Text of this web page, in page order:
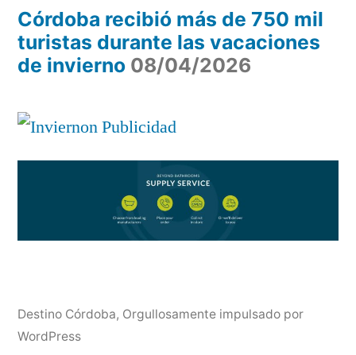
Córdoba recibió más de 750 mil
turistas durante las vacaciones
de invierno 08/04/2026
Destino Córdoba, Orgullosamente impulsado por
WordPress